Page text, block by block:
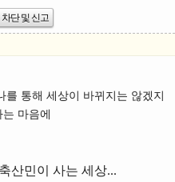
차단 및 신고
통해 세상이 바뀌지는 않겠지
마음에
산민이 사는 세상...